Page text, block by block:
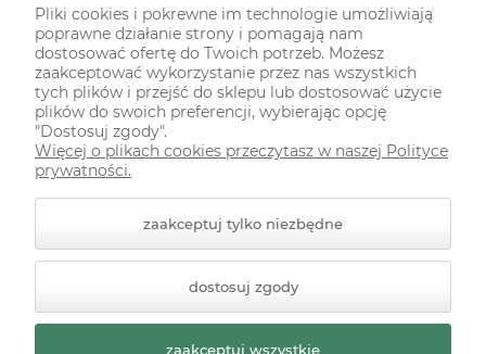
ODWIEDŹ NAS NA
Styl graficzny ShopGadget.pl
Sklep internetowy Shoper
Premium
Pliki cookies i pokrewne im technologie umożliwiają
poprawne działanie strony i pomagają nam
dostosować ofertę do Twoich potrzeb. Możesz
zaakceptować wykorzystanie przez nas wszystkich
tych plików i przejść do sklepu lub dostosować użycie
plików do swoich preferencji, wybierając opcję
"Dostosuj zgody".
Więcej o plikach cookies przeczytasz w naszej Polityce
prywatności.
zaakceptuj tylko niezbędne
dostosuj zgody
zaakceptuj wszystkie